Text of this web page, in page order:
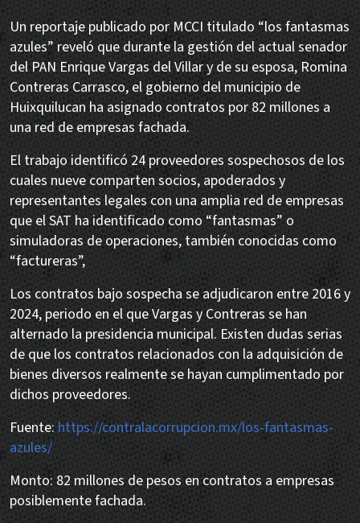
Un reportaje publicado por MCCI titulado “los fantasmas
azules” reveló que durante la gestión del actual senador
del PAN Enrique Vargas del Villar y de su esposa, Romina
Contreras Carrasco, el gobierno del municipio de
Huixquilucan ha asignado contratos por 82 millones a
una red de empresas fachada.
El trabajo identificó 24 proveedores sospechosos de los
cuales nueve comparten socios, apoderados y
representantes legales con una amplia red de empresas
que el SAT ha identificado como “fantasmas” o
simuladoras de operaciones, también conocidas como
“factureras”,
Los contratos bajo sospecha se adjudicaron entre 2016 y
2024, periodo en el que Vargas y Contreras se han
alternado la presidencia municipal. Existen dudas serias
de que los contratos relacionados con la adquisición de
bienes diversos realmente se hayan cumplimentado por
dichos proveedores.
Fuente:https://contralacorrupcion.mx/los-fantasmas-
azules/
Monto: 82 millones de pesos en contratos a empresas
posiblemente fachada.